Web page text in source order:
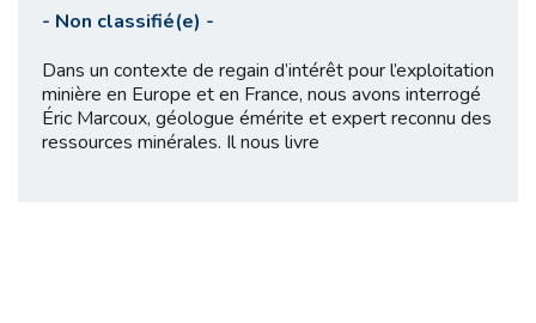
- Non classifié(e) -
Dans un contexte de regain d’intérêt pour l’exploitation
minière en Europe et en France, nous avons interrogé
Éric Marcoux, géologue émérite et expert reconnu des
ressources minérales. Il nous livre